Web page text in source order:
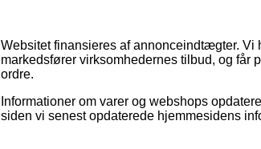
Websitet finansieres af annonceindtægter.
markedsfører virksomhedernes tilbud, og får
ordre.
Informationer om varer og webshops
siden vi senest opdaterede hjemmesidens